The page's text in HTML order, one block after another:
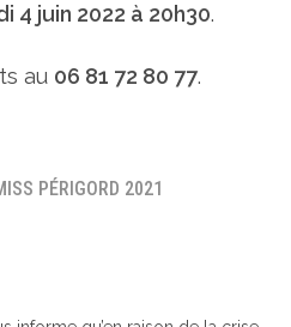
4 juin 2022 à 20h30.
au 06 81 72 80 77.
PÉRIGORD 2021